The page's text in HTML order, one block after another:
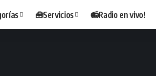
🧰Servicios 📻Radio en vivo!